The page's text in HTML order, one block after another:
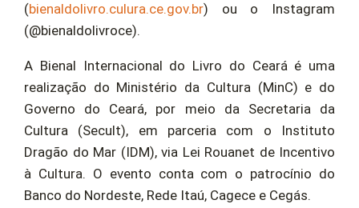
(bienaldolivro.culura.ce.gov.br) ou o Instagram
(@bienaldolivroce).
A Bienal Internacional do Livro do Ceará é uma
realização do Ministério da Cultura (MinC) e do
Governo do Ceará, por meio da Secretaria da
Cultura (Secult), em parceria com o Instituto
Dragão do Mar (IDM), via Lei Rouanet de Incentivo
à Cultura. O evento conta com o patrocínio do
Banco do Nordeste, Rede Itaú, Cagece e Cegás.